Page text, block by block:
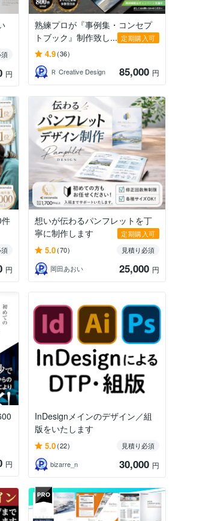
円
熟練プロが『事例集・コンセプ
トブック』制作致し... 定期購入可
4.9(36)
Ｒ Creative Design
85,000 円
円
想いが伝わるパンフレットを丁
寧に制作します
定期購入可
5.0(70)
見積り必須
岡田あおい
25,000 円
円
InDesignメインのデザイン／組
版をいたします
5.0(22)
見積り必須
bizarre_n
30,000 円